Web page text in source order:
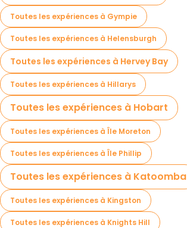
Toutes les expériences à Gympie
Toutes les expériences à Helensburgh
Toutes les expériences à Hervey Bay
Toutes les expériences à Hillarys
Toutes les expériences à Hobart
Toutes les expériences à Île Moreton
Toutes les expériences à Île Phillip
Toutes les expériences à Katoomba
Toutes les expériences à Kingston
Toutes les expériences à Knights Hill